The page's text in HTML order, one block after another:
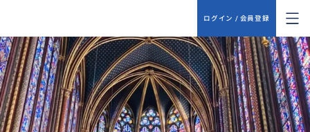
ログイン / 会員登録